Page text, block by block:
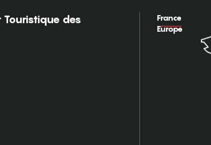
Touristique des
France
Europe